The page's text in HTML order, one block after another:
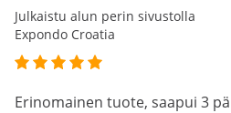
Julkaistu alun perin sivustolla
Expondo Croatia
Erinomainen tuote, saapui 3